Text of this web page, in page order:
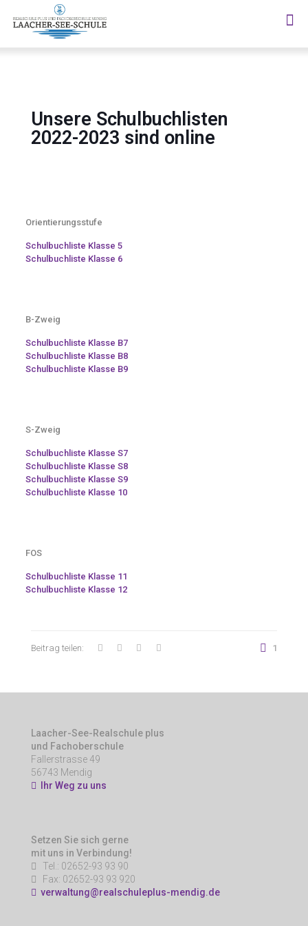
Unsere Schulbuchlisten
2022-2023 sind online
Orientierungsstufe
Schulbuchliste Klasse 5
Schulbuchliste Klasse 6
B-Zweig
Schulbuchliste Klasse B7
Schulbuchliste Klasse B8
Schulbuchliste Klasse B9
S-Zweig
Schulbuchliste Klasse S7
Schulbuchliste Klasse S8
Schulbuchliste Klasse S9
Schulbuchliste Klasse 10
FOS
Schulbuchliste Klasse 11
Schulbuchliste Klasse 12
Beitrag teilen: 1
Laacher-See-Realschule plus
und Fachoberschule
Fallerstrasse 49
56743 Mendig
Ihr Weg zu uns
Setzen Sie sich gerne
mit uns in Verbindung!
Tel.: 02652-93 93 90
Fax: 02652-93 93 920
verwaltung@realschuleplus-mendig.de